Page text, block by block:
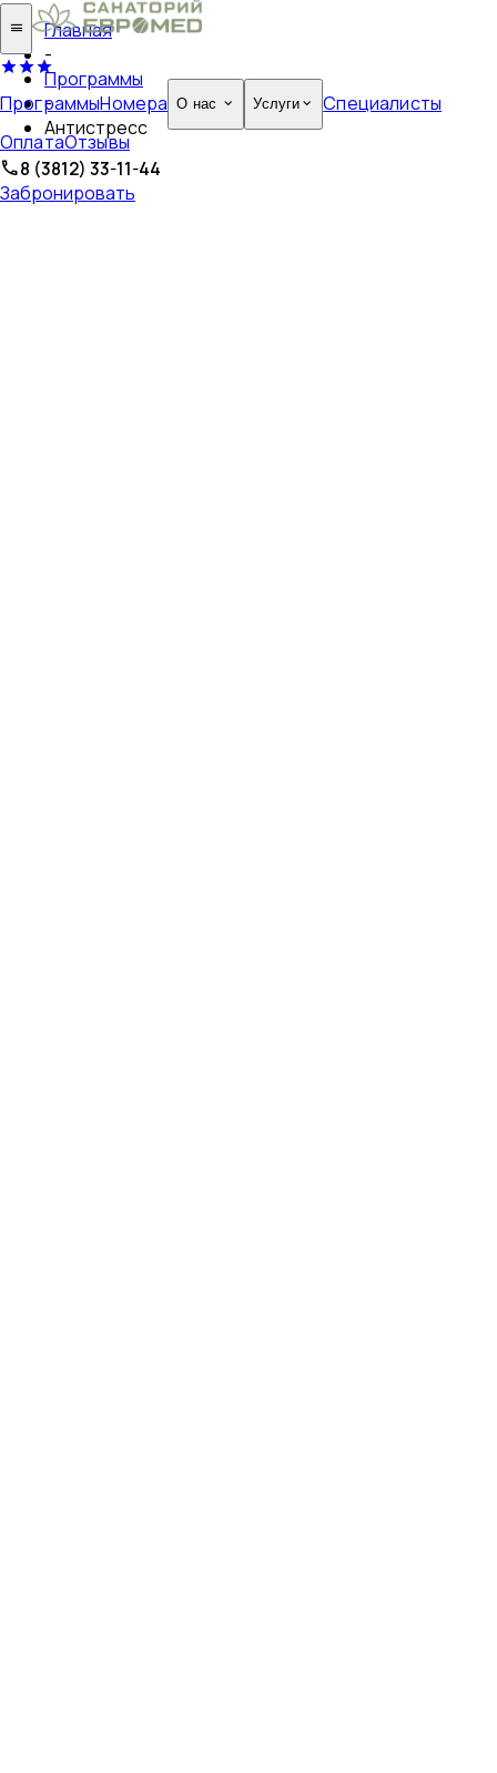
ПрограммыНомера О нас Услуги
Специалисты
ОплатаОтзывы
8 (3812) 33-11-44
Забронировать
Главная
-
Программы
-
Антистресс